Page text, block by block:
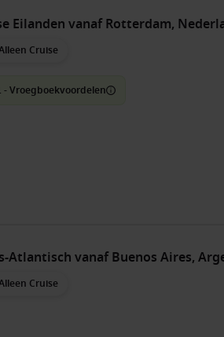
Eilanden vanaf Rotterdam,
Cruise
- Vroegboekvoordelen
Atlantisch vanaf Buenos Aires,
Cruise